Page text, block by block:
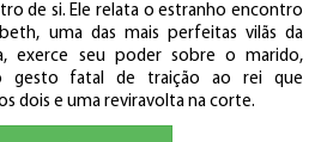
de si. Ele relata o estranho encontro
uma das mais perfeitas vilãs da
exerce seu poder sobre o marido,
gesto fatal de traição ao rei que
dois e uma reviravolta na corte.